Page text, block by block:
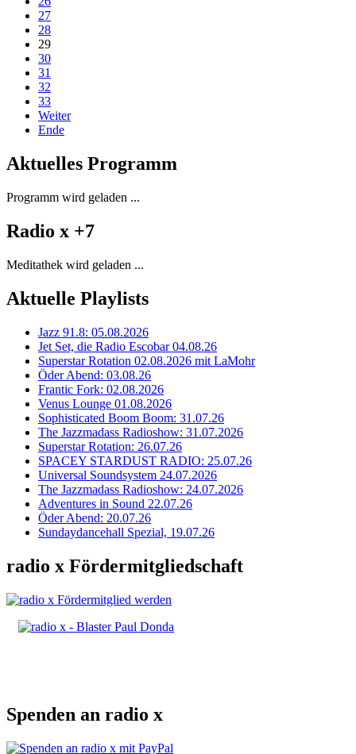
27
28
29
30
31
32
33
Weiter
Ende
Aktuelles Programm
Programm wird geladen ...
Radio x +7
Meditathek wird geladen ...
Aktuelle Playlists
Jazz 91.8: 05.08.2026
Jet Set, die Radio Escobar 04.08.26
Superstar Rotation 02.08.2026 mit LaMohr
Öder Abend: 03.08.26
Frantic Fork: 02.08.2026
Venus Lounge 01.08.2026
Sophisticated Boom Boom: 31.07.26
The Jazzmadass Radioshow: 31.07.2026
Superstar Rotation: 26.07.26
SPACEY STARDUST RADIO: 25.07.26
Universal Soundsystem 24.07.2026
The Jazzmadass Radioshow: 24.07.2026
Adventures in Sound 22.07.26
Öder Abend: 20.07.26
Sundaydancehall Spezial, 19.07.26
radio x Fördermitgliedschaft
Spenden an radio x